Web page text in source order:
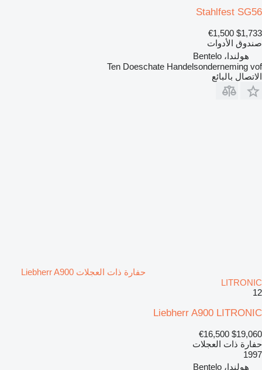
Stahlfest SG56
$1,733
€1,500
صندوق الأدوات
هولندا، Bentelo
Ten Doeschate Handelsonderneming vof
الاتصال بالبائع
حفارة ذات العجلات Liebherr A900
LITRONIC
12
Liebherr A900 LITRONIC
$19,060
€16,500
حفارة ذات العجلات
1997
هولندا، Bentelo